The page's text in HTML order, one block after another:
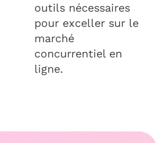
outils nécessaires
pour exceller sur le
marché
concurrentiel en
ligne.